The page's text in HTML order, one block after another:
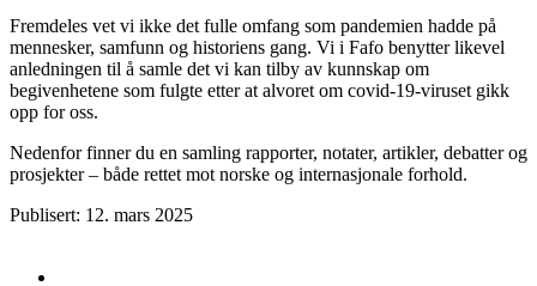
Fremdeles vet vi ikke det fulle omfang som pandemien hadde på
mennesker, samfunn og historiens gang. Vi i Fafo benytter likevel
anledningen til å samle det vi kan tilby av kunnskap om
begivenhetene som fulgte etter at alvoret om covid-19-viruset gikk
opp for oss.
Nedenfor finner du en samling rapporter, notater, artikler, debatter og
prosjekter – både rettet mot norske og internasjonale forhold.
Publisert: 12. mars 2025